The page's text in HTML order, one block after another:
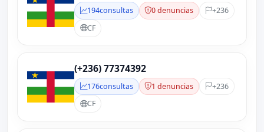
194consultas 0 denuncias
+236
CF
(+236) 77374392
176consultas 1 denuncias
+236
CF